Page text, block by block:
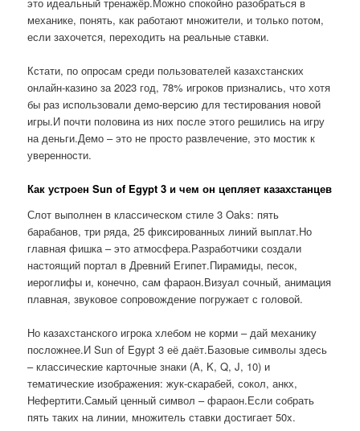
механике, понять, как работают множители, и только потом,
если захочется, переходить на реальные ставки.
Кстати, по опросам среди пользователей казахстанских
онлайн-казино за 2023 год, 78% игроков признались, что хотя
бы раз использовали демо-версию для тестирования новой
игры.И почти половина из них после этого решились на игру
на деньги.Демо – это не просто развлечение, это мостик к
уверенности.
Как устроен Sun of Egypt 3 и чем он цепляет казахстанцев
Слот выполнен в классическом стиле 3 Oaks: пять
барабанов, три ряда, 25 фиксированных линий выплат.Но
главная фишка – это атмосфера.Разработчики создали
настоящий портал в Древний Египет.Пирамиды, песок,
иероглифы и, конечно, сам фараон.Визуал сочный, анимация
плавная, звуковое сопровождение погружает с головой.
Но казахстанского игрока хлебом не корми – дай механику
посложнее.И Sun of Egypt 3 её даёт.Базовые символы здесь
– классические карточные знаки (A, K, Q, J, 10) и
тематические изображения: жук-скарабей, сокол, анкх,
Нефертити.Самый ценный символ – фараон.Если собрать
пять таких на линии, множитель ставки достигает 50x.